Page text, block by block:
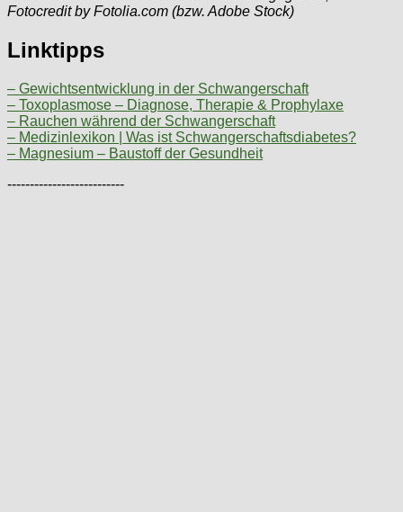
Fotocredit by Fotolia.com (bzw. Adobe Stock)
Linktipps
– Gewichtsentwicklung in der Schwangerschaft
– Toxoplasmose – Diagnose, Therapie & Prophylaxe
– Rauchen während der Schwangerschaft
– Medizinlexikon | Was ist Schwangerschaftsdiabetes?
– Magnesium – Baustoff der Gesundheit
--------------------------